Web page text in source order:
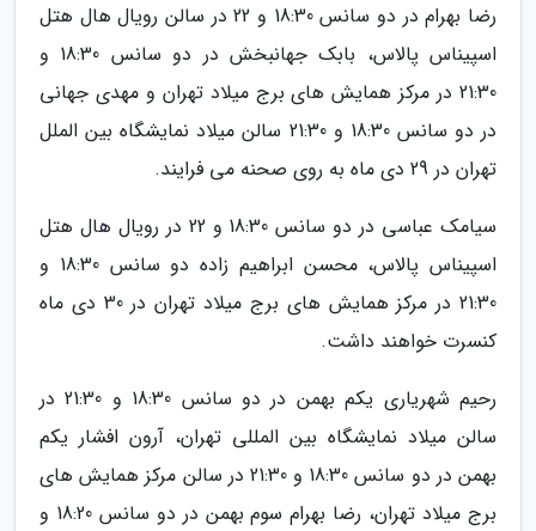
رضا بهرام در دو سانس 18:30 و 22 در سالن رویال هال هتل
اسپیناس پالاس، بابک جهانبخش در دو سانس 18:30 و
21:30 در مرکز همایش های برج میلاد تهران و مهدی جهانی
در دو سانس 18:30 و 21:30 سالن میلاد نمایشگاه بین الملل
تهران در 29 دی ماه به روی صحنه می فرایند.
سیامک عباسی در دو سانس 18:30 و 22 در رویال هال هتل
اسپیناس پالاس، محسن ابراهیم زاده دو سانس 18:30 و
21:30 در مرکز همایش های برج میلاد تهران در 30 دی ماه
کنسرت خواهند داشت.
رحیم شهریاری یکم بهمن در دو سانس 18:30 و 21:30 در
سالن میلاد نمایشگاه بین المللی تهران، آرون افشار یکم
بهمن در دو سانس 18:30 و 21:30 در سالن مرکز همایش های
برج میلاد تهران، رضا بهرام سوم بهمن در دو سانس 18:20 و